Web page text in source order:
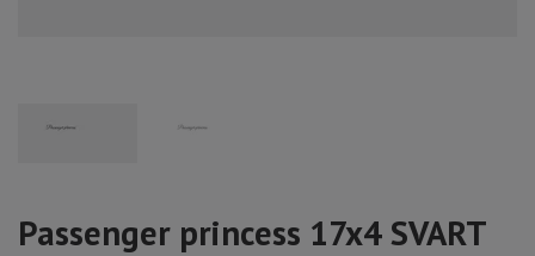
Passenger princess 17x4 SVART